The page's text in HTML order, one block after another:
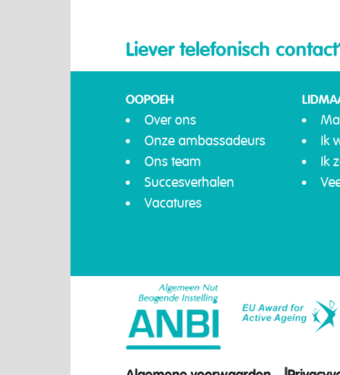
Liever telefonisch
OOPOEH
Over ons
Onze ambassadeurs
Ons team
Succesverhalen
Vacatures
Ik
Ik